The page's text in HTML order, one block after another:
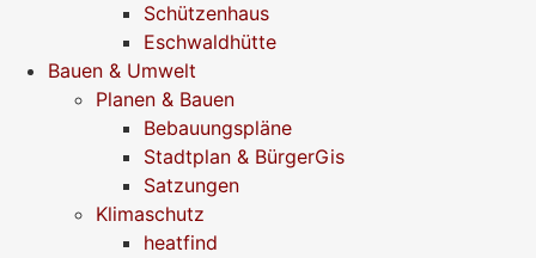
Schützenhaus
Eschwaldhütte
Bauen & Umwelt
Planen & Bauen
Bebauungspläne
Stadtplan & BürgerGis
Satzungen
Klimaschutz
heatfind